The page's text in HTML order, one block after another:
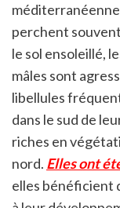
perchent
le sol ensoleillé,
mâles sont
libellules
dans le sud de
riches en
nord. Elles ont
elles bénéficient